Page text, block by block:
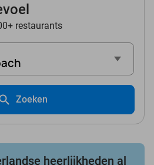
restaurants
Zoeken
heerlijkheden al